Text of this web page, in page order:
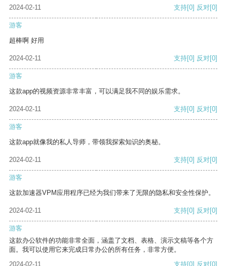
2024-02-11 支持[0] 反对[0]
游客
超棒啊 好用
2024-02-11 支持[0] 反对[0]
游客
这款app的视频资源非常丰富，可以满足我不同的娱乐需求。
2024-02-11 支持[0] 反对[0]
游客
这款app就像我的私人导师，带领我探索知识的奥秘。
2024-02-11 支持[0] 反对[0]
游客
这款加速器VPM应用程序已经为我们带来了无限的隐私和安全性保护。
2024-02-11 支持[0] 反对[0]
游客
这款办公软件的功能非常全面，涵盖了文档、表格、演示文稿等各个方
面。我可以使用它来完成日常办公的所有任务，非常方便。
2024-02-11
支持[0] 反对[0]